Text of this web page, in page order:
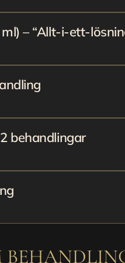
– “Allt-i-ett-
behandlingar